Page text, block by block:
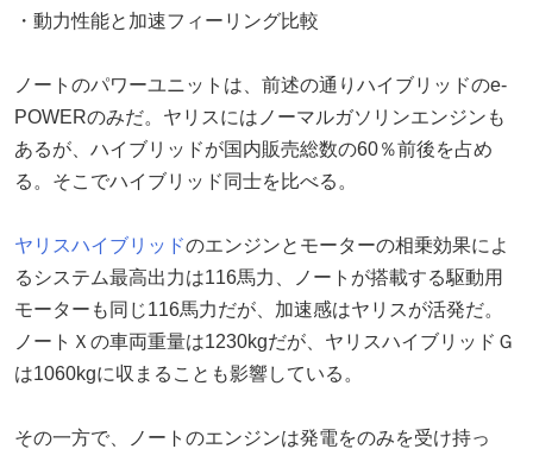
・動力性能と加速フィーリング比較
ノートのパワーユニットは、前述の通りハイブリッドのe-
POWERのみだ。ヤリスにはノーマルガソリンエンジンも
あるが、ハイブリッドが国内販売総数の60％前後を占め
る。そこでハイブリッド同士を比べる。
ヤリスハイブリッドのエンジンとモーターの相乗効果によ
るシステム最高出力は116馬力、ノートが搭載する駆動用
モーターも同じ116馬力だが、加速感はヤリスが活発だ。
ノートＸの車両重量は1230kgだが、ヤリスハイブリッドＧ
は1060kgに収まることも影響している。
その一方で、ノートのエンジンは発電をのみを受け持っ